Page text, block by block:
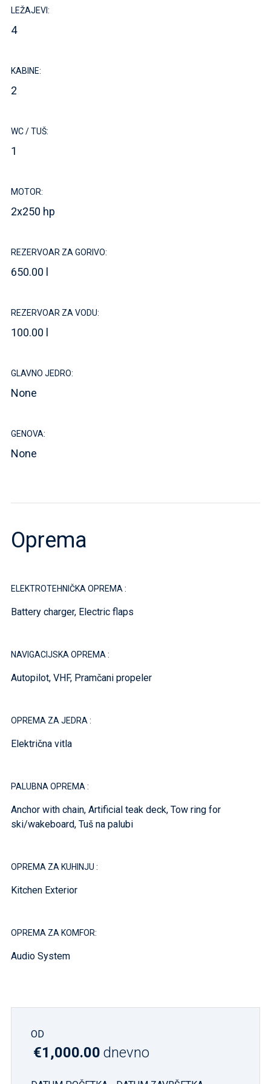
LEŽAJEVI:
4
KABINE:
2
WC / TUŠ:
1
MOTOR:
2x250 hp
REZERVOAR ZA GORIVO:
650.00 l
REZERVOAR ZA VODU:
100.00 l
GLAVNO JEDRO:
None
GENOVA:
None
Oprema
ELEKTROTEHNIČKA OPREMA :
Battery charger, Electric flaps
NAVIGACIJSKA OPREMA :
Autopilot, VHF, Pramčani propeler
OPREMA ZA JEDRA :
Električna vitla
PALUBNA OPREMA :
Anchor with chain, Artificial teak deck, Tow ring for
ski/wakeboard, Tuš na palubi
OPREMA ZA KUHINJU :
Kitchen Exterior
OPREMA ZA KOMFOR:
Audio System
OD
€1,000.00 dnevno